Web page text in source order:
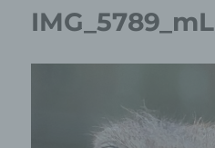
IMG_5789_mL